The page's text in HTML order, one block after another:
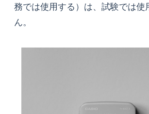
務では使用する）は、試験では使
ん。